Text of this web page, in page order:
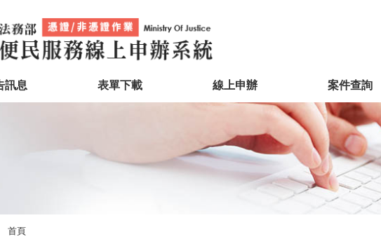
訊息 表單下載 線上申辦 案件查詢
首頁